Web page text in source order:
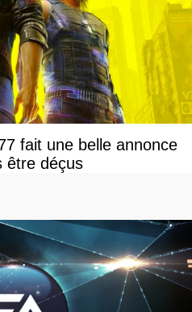
fait une belle annonce
être déçus